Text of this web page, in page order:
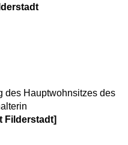
des Hauptwohnsitzes des
Filderstadt]